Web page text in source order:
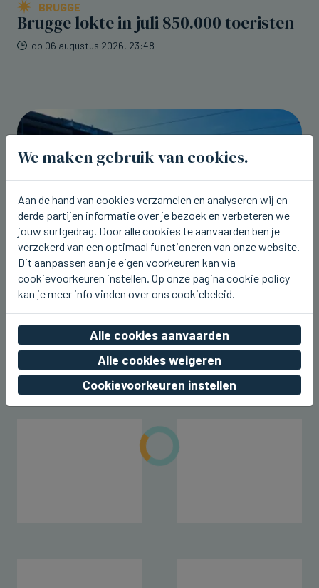
BRUGGE
Brugge lokte in juli 850.000 toeristen
do 06 augustus 2026, 23:48
BLANKENBERGE
Blankenbergse Feesten tot 11
augustus
do 06 augustus 2026, 22:24
We maken gebruik van cookies.
Aan de hand van cookies verzamelen en analyseren wij en
derde partijen informatie over je bezoek en verbeteren we
jouw surfgedrag. Door alle cookies te aanvaarden ben je
verzekerd van een optimaal functioneren van onze website.
Dit aanpassen aan je eigen voorkeuren kan via
cookievoorkeuren instellen. Op onze pagina cookie policy
kan je meer info vinden over ons cookiebeleid.
Alle cookies aanvaarden
Alle cookies weigeren
Cookievoorkeuren instellen